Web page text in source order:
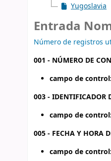
Yugoslavia
Entrada
Número de registros
001 - NÚMERO DE
campo de control:
003 - IDENTIFICADOR
campo de control:
005 - FECHA Y HORA
campo de control: